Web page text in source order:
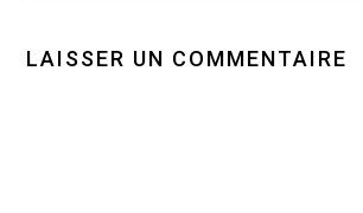
LAISSER UN COMMENTAIRE